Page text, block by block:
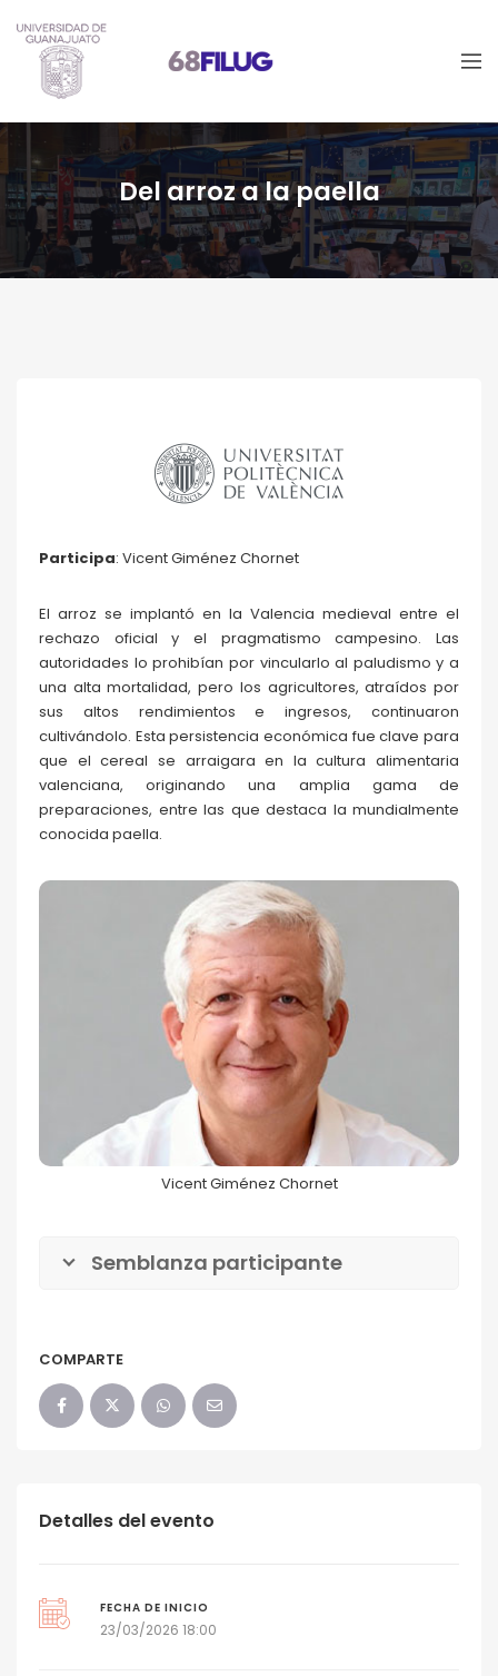
Del arroz a la paella
Participa: Vicent Giménez Chornet
El arroz se implantó en la Valencia medieval entre el
rechazo oficial y el pragmatismo campesino. Las
autoridades lo prohibían por vincularlo al paludismo y a
una alta mortalidad, pero los agricultores, atraídos por
sus altos rendimientos e ingresos, continuaron
cultivándolo. Esta persistencia económica fue clave para
que el cereal se arraigara en la cultura alimentaria
valenciana, originando una amplia gama de
preparaciones, entre las que destaca la mundialmente
conocida paella.
Vicent Giménez
Chornet
68FILUG 2026
Vicent Giménez Chornet
Semblanza participante
COMPARTE
Detalles del evento
FECHA DE INICIO
23/03/2026 18:00